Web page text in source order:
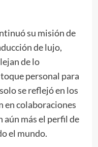
su misión de
de lujo,
de lo
personal para
se reflejó en los
en colaboraciones
aún más el perfil de
el mundo.